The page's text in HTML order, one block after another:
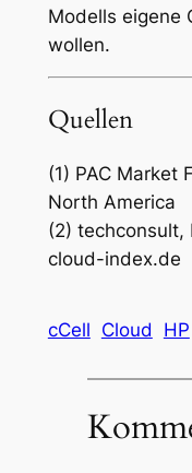
Modells eigene
wollen.
Quellen
(1) PAC Market
North America
(2) techconsult,
cloud-index.de
cCell Cloud HP